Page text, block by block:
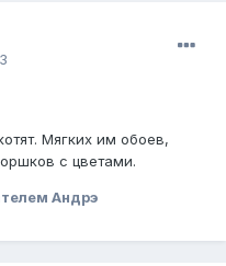
Мягких им обоев,
с цветами.
Андрэ